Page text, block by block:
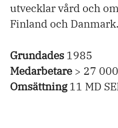
utvecklar vård och
Finland och Danmark.
Grundades 1985
Medarbetare> 27 000
Omsättning11 MD